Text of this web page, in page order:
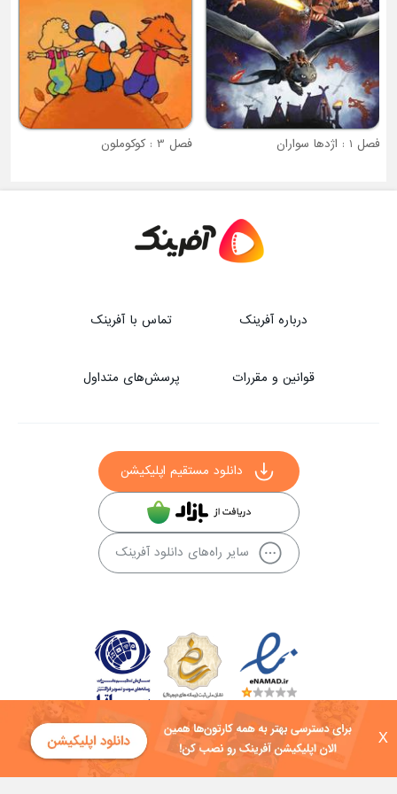
X
فصل 1 : اژدها سواران فصل 3 : کوکوملون
درباره آفرینک تماس با آفرینک
قوانین و مقررات پرسش‌های متداول
دانلود مستقیم اپلیکیشن
سایر راه‌های دانلود آفرینک
کلیه حقوق این سایت به شرکت توسعه فناوی هفت آسمان توکان تعلق دارد و